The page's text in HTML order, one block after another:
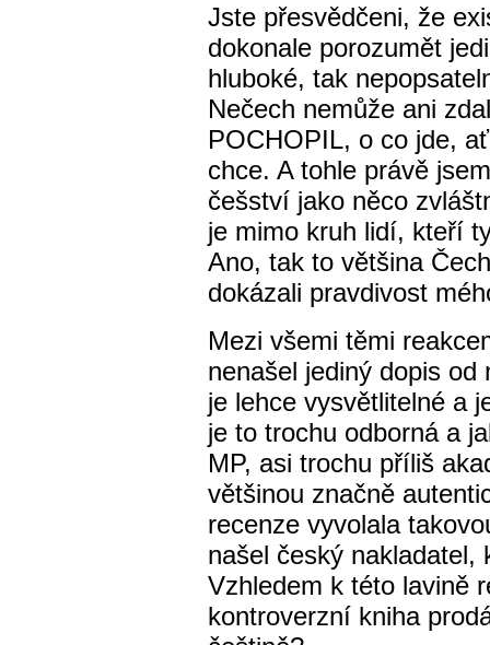
Jste přesvědčeni, že
dokonale porozumět
hluboké, tak
Nečech nemůže ani
POCHOPIL, o co jde,
chce. A tohle právě
češství jako něco
je mimo kruh lidí, kteří
Ano, tak to většina
dokázali pravdivost
Mezi všemi těmi
nenašel jediný dopis
je lehce vysvětlitelné a
je to trochu odborná a
MP, asi trochu příliš
většinou značně
recenze vyvolala
našel český nakladatel,
Vzhledem k této lavině
kontroverzní kniha